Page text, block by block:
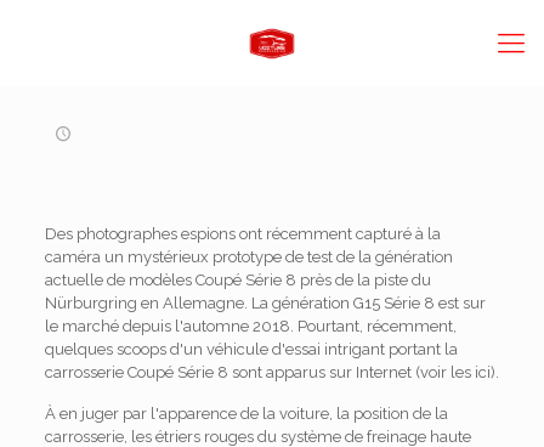
Des photographes espions ont récemment capturé à la
caméra un mystérieux prototype de test de la génération
actuelle de modèles Coupé Série 8 près de la piste du
Nürburgring en Allemagne. La génération G15 Série 8 est sur
le marché depuis l'automne 2018. Pourtant, récemment,
quelques scoops d'un véhicule d'essai intrigant portant la
carrosserie Coupé Série 8 sont apparus sur Internet (voir les ici).
À en juger par l'apparence de la voiture, la position de la
carrosserie, les étriers rouges du système de freinage haute